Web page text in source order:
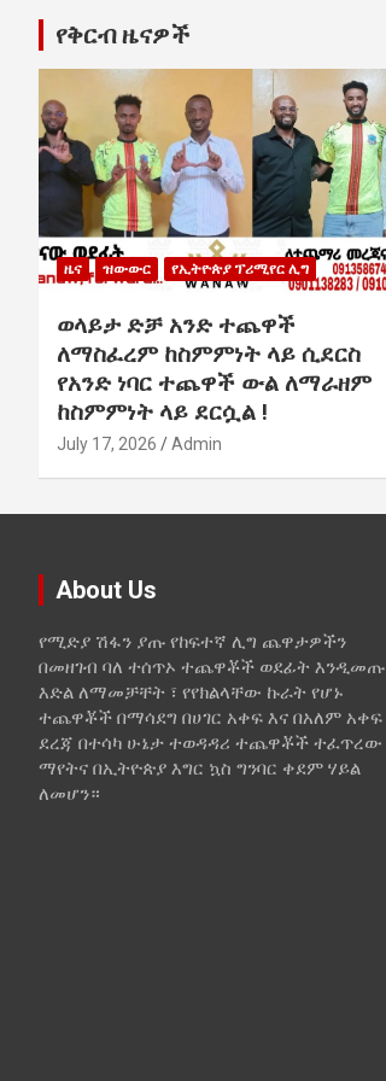
የቅርብ ዜናዎች
ዜና ዝውውር የኢትዮጵያ ፕሪሚየር ሊግ
ወላይታ ድቻ አንድ ተጨዋች
ለማስፈረም ከስምምነት ላይ ሲደርስ
የአንድ ነባር ተጨዋች ውል ለማራዘም
ከስምምነት ላይ ደርሷል !
July 17, 2026 Admin
About Us
የሚድያ ሽፋን ያጡ የከፍተኛ ሊግ ጨዋታዎችን
በመዘገብ ባለ ተሰጥኦ ተጨዋቾች ወደፊት እንዲመጡ
እድል ለማመቻቸት ፣ የየክልላቸው ኩራት የሆኑ
ተጨዋቾች በማሳደግ በሀገር አቀፍ እና በአለም አቀፍ
ደረጃ በተሳካ ሁኔታ ተወዳዳሪ ተጨዋቾች ተፈጥረው
ማየትና በኢትዮጵያ እግር ኳስ ግንባር ቀደም ሃይል
ለመሆን።